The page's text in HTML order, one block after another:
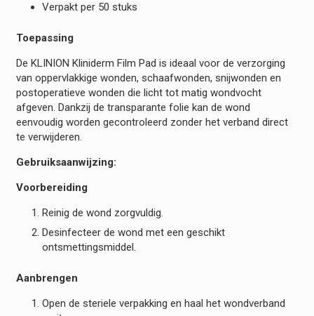
Verpakt per 50 stuks
Toepassing
De KLINION Kliniderm Film Pad is ideaal voor de verzorging
van oppervlakkige wonden, schaafwonden, snijwonden en
postoperatieve wonden die licht tot matig wondvocht
afgeven. Dankzij de transparante folie kan de wond
eenvoudig worden gecontroleerd zonder het verband direct
te verwijderen.
Gebruiksaanwijzing:
Voorbereiding
Reinig de wond zorgvuldig.
Desinfecteer de wond met een geschikt
ontsmettingsmiddel.
Aanbrengen
Open de steriele verpakking en haal het wondverband